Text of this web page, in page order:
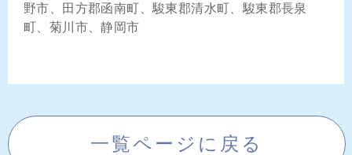
野市、田方郡函南町、駿東郡清水町、駿東郡長泉
町、菊川市、静岡市
一覧ページに戻る